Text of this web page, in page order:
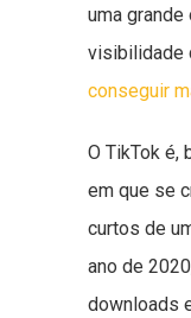
uma grande
visibilidade
conseguir
O TikTok é,
em que se
curtos de
ano de
downloads